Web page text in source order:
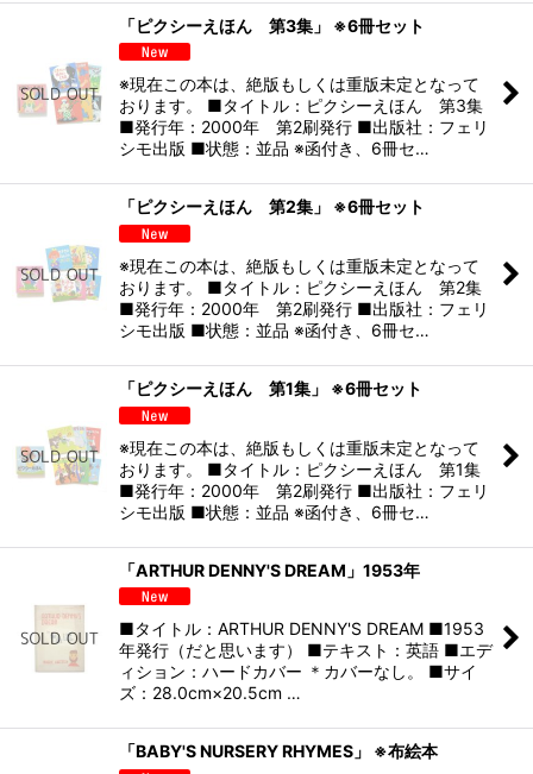
「ピクシーえほん 第3集」 ※6冊セット
※現在この本は、絶版もしくは重版未定となって
おります。 ■タイトル：ピクシーえほん 第3集
■発行年：2000年 第2刷発行 ■出版社：フェリ
シモ出版 ■状態：並品 ※函付き、6冊セ…
「ピクシーえほん 第2集」 ※6冊セット
※現在この本は、絶版もしくは重版未定となって
おります。 ■タイトル：ピクシーえほん 第2集
■発行年：2000年 第2刷発行 ■出版社：フェリ
シモ出版 ■状態：並品 ※函付き、6冊セ…
「ピクシーえほん 第1集」 ※6冊セット
※現在この本は、絶版もしくは重版未定となって
おります。 ■タイトル：ピクシーえほん 第1集
■発行年：2000年 第2刷発行 ■出版社：フェリ
シモ出版 ■状態：並品 ※函付き、6冊セ…
「ARTHUR DENNY'S DREAM」1953年
■タイトル：ARTHUR DENNY'S DREAM ■1953
年発行（だと思います） ■テキスト：英語 ■エデ
ィション：ハードカバー ＊カバーなし。 ■サイ
ズ：28.0cm×20.5cm …
「BABY'S NURSERY RHYMES」 ※布絵本